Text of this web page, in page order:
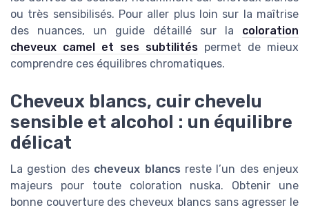
ou très sensibilisés. Pour aller plus loin sur la maîtrise
des nuances, un guide détaillé sur la coloration
cheveux camel et ses subtilités permet de mieux
comprendre ces équilibres chromatiques.
Cheveux blancs, cuir chevelu
sensible et alcohol : un équilibre
délicat
La gestion des cheveux blancs reste l’un des enjeux
majeurs pour toute coloration nuska. Obtenir une
bonne couverture des cheveux blancs sans agresser le